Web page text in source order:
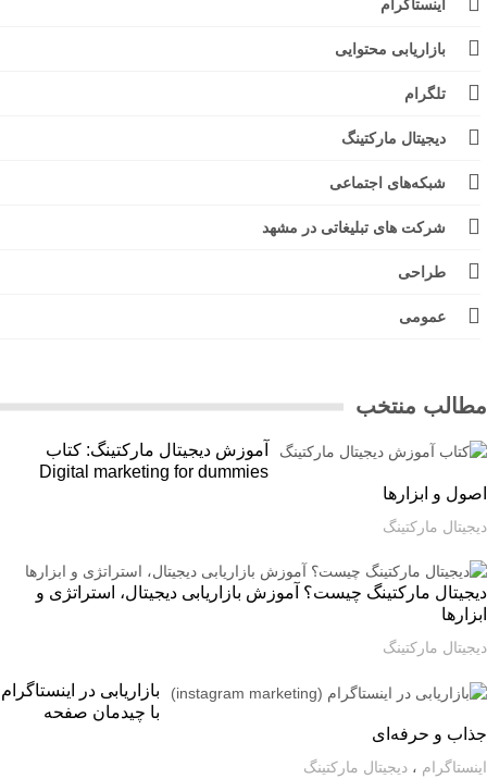
اینستاگرام
بازاریابی محتوایی
تلگرام
دیجیتال مارکتینگ
شبکه‌های اجتماعی
شرکت های تبلیغاتی در مشهد
طراحی
عمومی
منتخب
آموزش دیجیتال مارکتینگ: کتاب
Digital marketing for dummies
و ابزارها
مارکتینگ
مارکتینگ چیست؟ آموزش بازاریابی دیجیتال، استراتژی و
مارکتینگ
بازاریابی در اینستاگرام
با چیدمان صفحه
و حرفه‌ای
،دیجیتال مارکتینگ